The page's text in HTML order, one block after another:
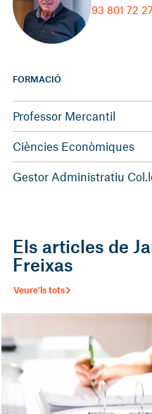
93 801 72
FORMACIÓ
Professor Mercantil
Ciències Econòmiques
Gestor Administratiu
Els articles de
Freixas
Veure'ls tots